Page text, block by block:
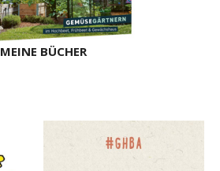
MEINE BÜCHER